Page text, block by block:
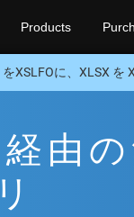
Products
をXSLFOに、XLSX を
由